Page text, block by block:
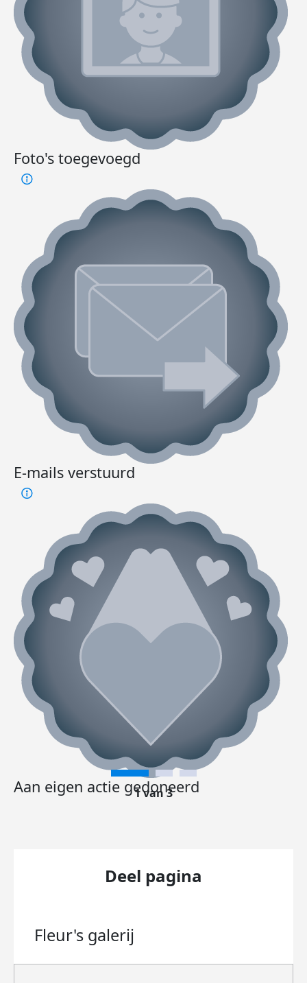
Foto's toegevoegd
E-mails verstuurd
Aan eigen actie gedoneerd
1 van 3
Deel pagina
Fleur's galerij